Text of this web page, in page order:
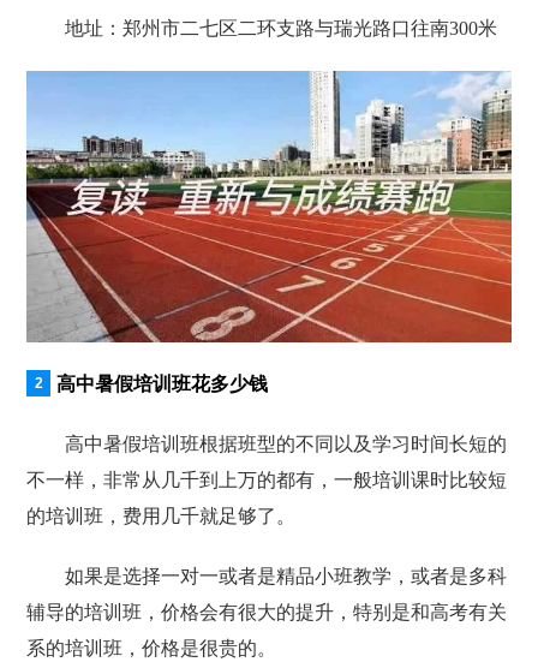
地址：郑州市二七区二环支路与瑞光路口往南300米‌
高中暑假培训班花多少钱
高中暑假培训班根据班型的不同以及学习时间长短的
不一样，非常从几千到上万的都有，一般培训课时比较短
的培训班，费用几千就足够了。
如果是选择一对一或者是精品小班教学，或者是多科
辅导的培训班，价格会有很大的提升，特别是和高考有关
系的培训班，价格是很贵的。